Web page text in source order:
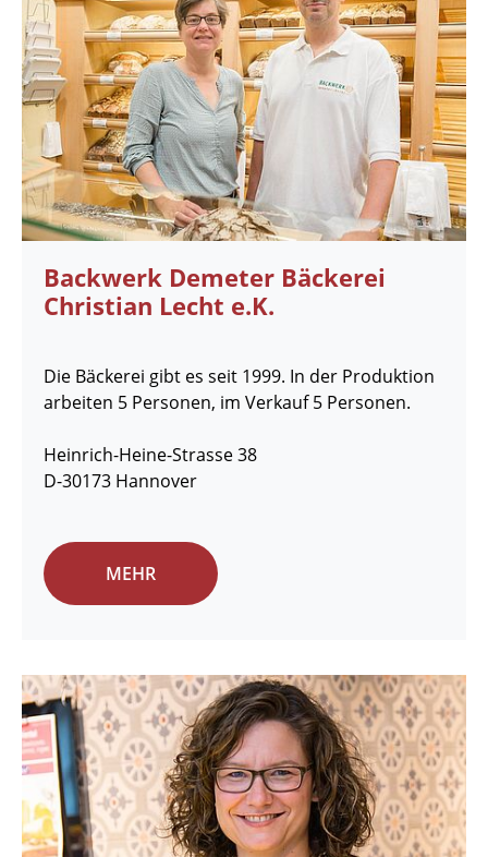
Backwerk Demeter Bäckerei
Christian Lecht e.K.
Die Bäckerei gibt es seit 1999. In der Produktion
arbeiten 5 Personen, im Verkauf 5 Personen.
Heinrich-Heine-Strasse 38
D-30173 Hannover
MEHR